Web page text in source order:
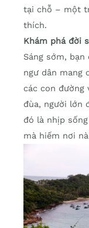
tại chỗ – một
thích.
Khám phá đời
Sáng sớm,
ngư dân mang
các con đường
đùa, người lớn
đó là nhịp
mà hiếm nơi